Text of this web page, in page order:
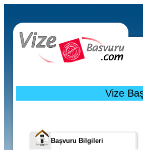
Vize
Başvuru Bilgileri